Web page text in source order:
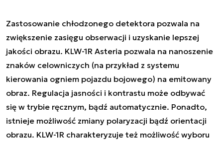
Zastosowanie chłodzonego detektora pozwala na
zwiększenie zasięgu obserwacji i uzyskanie lepszej
jakości obrazu. KLW-1R Asteria pozwala na nanoszenie
znaków celowniczych (na przykład z systemu
kierowania ogniem pojazdu bojowego) na emitowany
obraz. Regulacja jasności i kontrastu może odbywać
się w trybie ręcznym, bądź automatycznie. Ponadto,
istnieje możliwość zmiany polaryzacji bądź orientacji
obrazu. KLW-1R charakteryzuje też możliwość wyboru